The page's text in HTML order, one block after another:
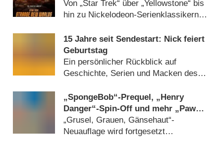
bietet der neue Streamingdienst
Von „Star Trek“ über „Yellowstone“ bis
hin zu Nickelodeon-Serienklassikern
15 Jahre seit Sendestart: Nick feiert
Geburtstag
Ein persönlicher Rückblick auf
Geschichte, Serien und Macken des
„SpongeBob“-Prequel, „Henry
Danger“-Spin-Off und mehr „Paw
Patrol“: Nickelodeon-
Programmhighlights 2020/​21
„Grusel, Grauen, Gänsehaut“-
Neuauflage wird fortgesetzt